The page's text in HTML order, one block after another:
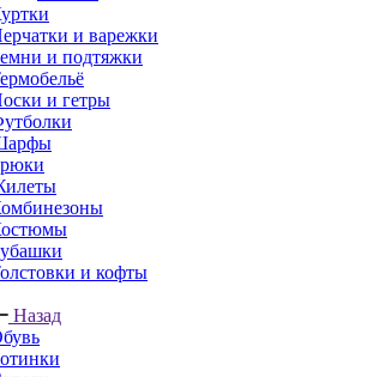
и варежки
и подтяжки
и гетры
и кофты
Назад